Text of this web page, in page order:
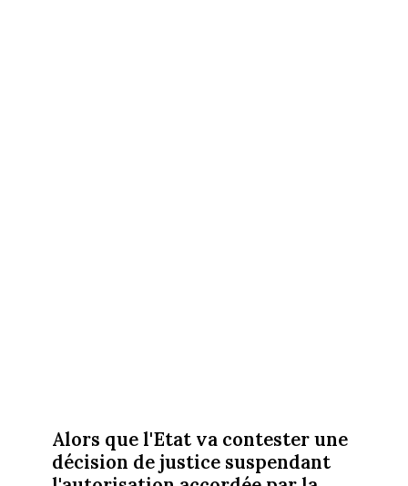
Alors que l'Etat va contester une
décision de justice suspendant